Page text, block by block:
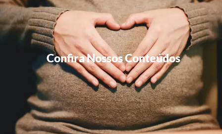
Confira Nossos Conteúdos